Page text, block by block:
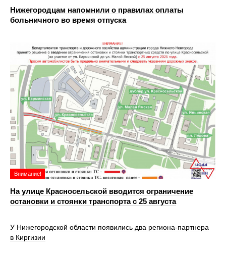
Нижегородцам напомнили о правилах оплаты
больничного во время отпуска
Внимание!
На улице Красносельской вводится ограничение
остановки и стоянки транспорта с 25 августа
У Нижегородской области появились два региона-партнера
в Киргизии